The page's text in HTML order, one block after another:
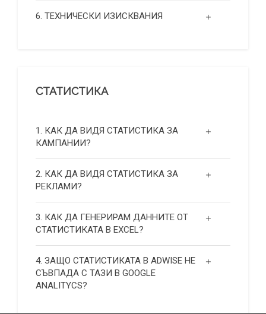
6. ТЕХНИЧЕСКИ ИЗИСКВАНИЯ
СТАТИСТИКА
1. КАК ДА ВИДЯ СТАТИСТИКА ЗА
КАМПАНИИ?
2. КАК ДА ВИДЯ СТАТИСТИКА ЗА
РЕКЛАМИ?
3. КАК ДА ГЕНЕРИРАМ ДАННИТЕ ОТ
СТАТИСТИКАТА В EXCEL?
4. ЗАЩО СТАТИСТИКАТА В ADWISE НЕ
СЪВПАДА С ТАЗИ В GOOGLE
ANALITYCS?